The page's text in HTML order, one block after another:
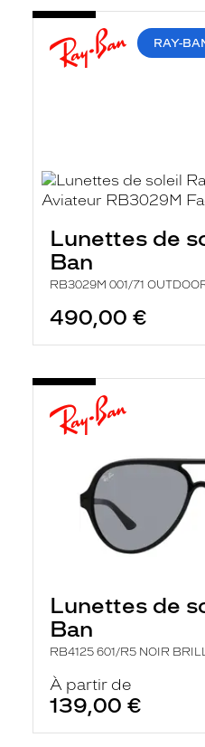
RAY-
Lunettes de
Ban
RB3029M 001/71
490,00 €
Lunettes de
Ban
RB4125 601/R5 NOIR
À partir de
139,00 €